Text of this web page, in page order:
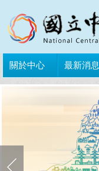
關於中心 最新消息